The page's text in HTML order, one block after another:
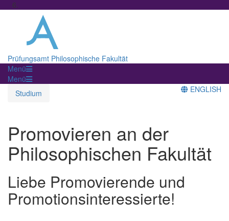
Prüfungsamt Philosophische Fakultät
Menü
Menü
Studium
ENGLISH
Promovieren an der
Philosophischen Fakultät
Liebe Promovierende und
Promotionsinteressierte!